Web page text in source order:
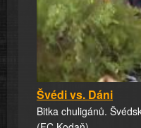
Švédi vs. Dáni
Bitka chuligánů.